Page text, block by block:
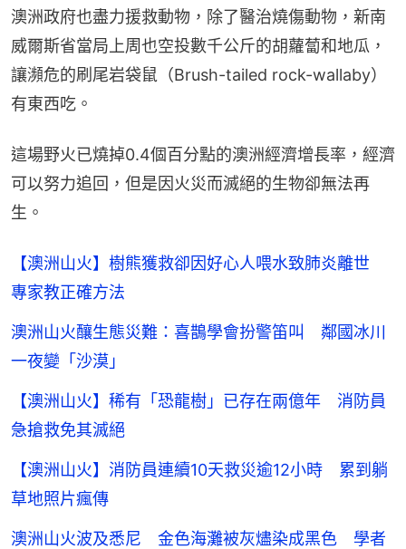
澳洲政府也盡力援救動物，除了醫治燒傷動物，新南
威爾斯省當局上周也空投數千公斤的胡蘿蔔和地瓜，
讓瀕危的刷尾岩袋鼠（Brush-tailed rock-wallaby）
有東西吃。
這場野火已燒掉0.4個百分點的澳洲經濟增長率，經濟
可以努力追回，但是因火災而滅絕的生物卻無法再
生。
【澳洲山火】樹熊獲救卻因好心人喂水致肺炎離世
專家教正確方法
澳洲山火釀生態災難：喜鵲學會扮警笛叫 鄰國冰川
一夜變「沙漠」
【澳洲山火】稀有「恐龍樹」已存在兩億年 消防員
急搶救免其滅絕
【澳洲山火】消防員連續10天救災逾12小時 累到躺
草地照片瘋傳
澳洲山火波及悉尼 金色海灘被灰燼染成黑色 學者